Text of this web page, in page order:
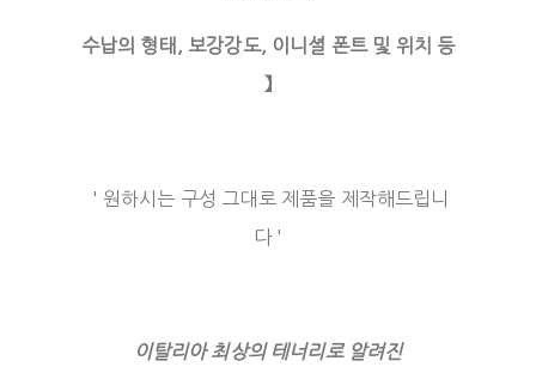
수납의 형태, 보강강도, 이니셜 폰트 및 위치 등
】
' 원하시는 구성 그대로 제품을 제작해드립니
다 '
이탈리아 최상의 테너리로 알려진